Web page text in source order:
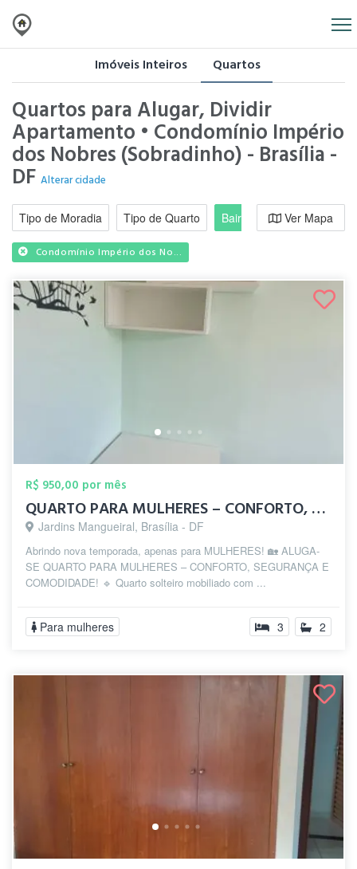
Imóveis Inteiros Quartos
Quartos para Alugar, Dividir
Apartamento • Condomínio Império
dos Nobres (Sobradinho) - Brasília -
DF Alterar cidade
Tipo de Moradia Tipo de Quarto Bairro / RegiãoVer Mapa
Condomínio Império dos No...
R$ 950,00 por mês
QUARTO PARA MULHERES – CONFORTO, SEGURAN...
Jardins Mangueiral, Brasília - DF
Abrindo nova temporada, apenas para MULHERES! 🏡 ALUGA-
SE QUARTO PARA MULHERES – CONFORTO, SEGURANÇA E
COMODIDADE! 🔹 Quarto solteiro mobiliado com ...
Para mulheres 3 2